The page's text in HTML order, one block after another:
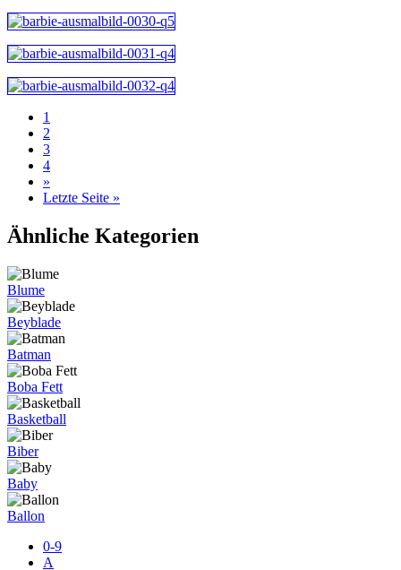
1
2
3
4
»
Letzte Seite »
Ähnliche Kategorien
Blume
Beyblade
Batman
Boba Fett
Basketball
Biber
Baby
Ballon
0-9
A